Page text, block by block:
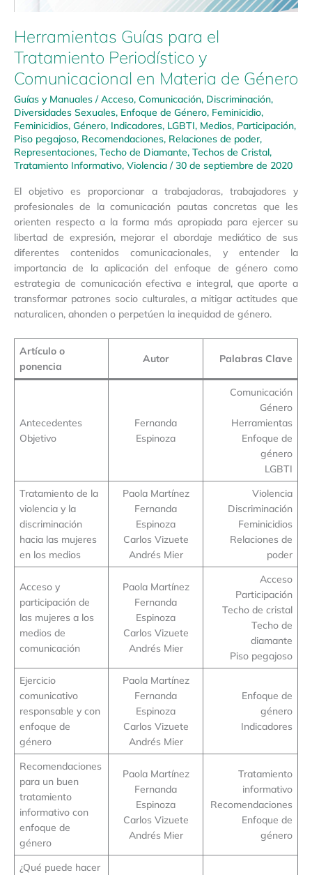
Herramientas Guías para el
Tratamiento Periodístico y
Comunicacional en Materia de Género
Guías y Manuales /Acceso, Comunicación, Discriminación,
Diversidades Sexuales, Enfoque de Género, Feminicidio,
Feminicidios, Género, Indicadores, LGBTI, Medios, Participación,
Piso pegajoso, Recomendaciones, Relaciones de poder,
Representaciones, Techo de Diamante, Techos de Cristal,
Tratamiento Informativo, Violencia /30 de septiembre de 2020
El objetivo es proporcionar a trabajadoras, trabajadores y
profesionales de la comunicación pautas concretas que les
orienten respecto a la forma más apropiada para ejercer su
libertad de expresión, mejorar el abordaje mediático de sus
diferentes contenidos comunicacionales, y entender la
importancia de la aplicación del enfoque de género como
estrategia de comunicación efectiva e integral, que aporte a
transformar patrones socio culturales, a mitigar actitudes que
naturalicen, ahonden o perpetúen la inequidad de género.
Artículo o
ponencia
Autor Palabras Clave
Antecedentes
Objetivo
Fernanda
Espinoza
Comunicación
Género
Herramientas
Enfoque de
género
LGBTI
Tratamiento de la
violencia y la
discriminación
hacia las mujeres
en los medios
Paola Martínez
Fernanda
Espinoza
Carlos Vizuete
Andrés Mier
Violencia
Discriminación
Feminicidios
Relaciones de
poder
Acceso y
participación de
las mujeres a los
medios de
comunicación
Paola Martínez
Fernanda
Espinoza
Carlos Vizuete
Andrés Mier
Acceso
Participación
Techo de cristal
Techo de
diamante
Piso pegajoso
Ejercicio
comunicativo
responsable y con
enfoque de
género
Paola Martínez
Fernanda
Espinoza
Carlos Vizuete
Andrés Mier
Enfoque de
género
Indicadores
Recomendaciones
para un buen
tratamiento
informativo con
enfoque de
género
Paola Martínez
Fernanda
Espinoza
Carlos Vizuete
Andrés Mier
Tratamiento
informativo
Recomendaciones
Enfoque de
género
¿Qué puede hacer